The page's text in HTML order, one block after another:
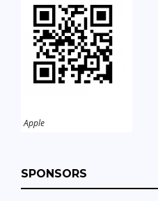
Apple
SPONSORS